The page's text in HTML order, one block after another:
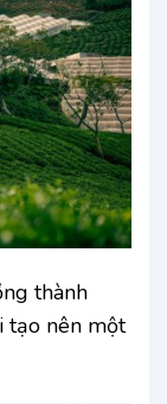
thành
tạo nên một